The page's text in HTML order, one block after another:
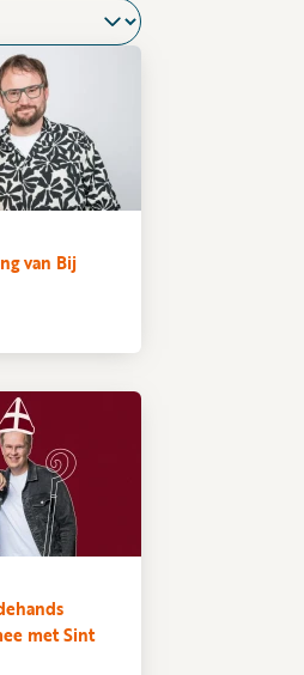
van Bij
met Sint